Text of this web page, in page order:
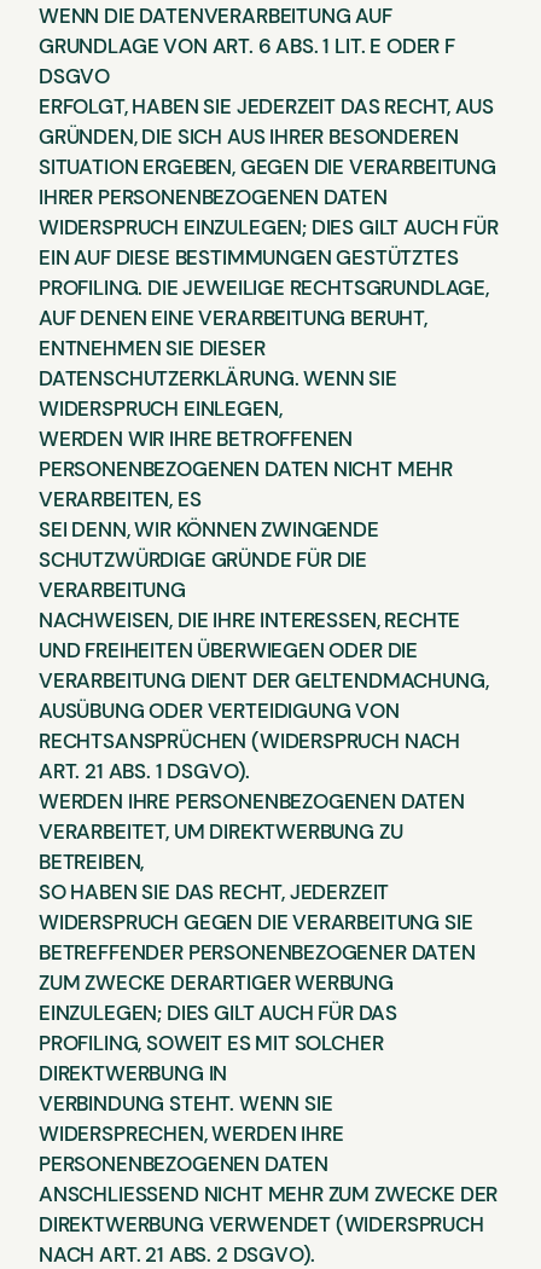
WENN DIE DATENVERARBEITUNG AUF
GRUNDLAGE VON ART. 6 ABS. 1 LIT. E ODER F
DSGVO
ERFOLGT, HABEN SIE JEDERZEIT DAS RECHT, AUS
GRÜNDEN, DIE SICH AUS IHRER BESONDEREN
SITUATION ERGEBEN, GEGEN DIE VERARBEITUNG
IHRER PERSONENBEZOGENEN DATEN
WIDERSPRUCH EINZULEGEN; DIES GILT AUCH FÜR
EIN AUF DIESE BESTIMMUNGEN GESTÜTZTES
PROFILING. DIE JEWEILIGE RECHTSGRUNDLAGE,
AUF DENEN EINE VERARBEITUNG BERUHT,
ENTNEHMEN SIE DIESER
DATENSCHUTZERKLÄRUNG. WENN SIE
WIDERSPRUCH EINLEGEN,
WERDEN WIR IHRE BETROFFENEN
PERSONENBEZOGENEN DATEN NICHT MEHR
VERARBEITEN, ES
SEI DENN, WIR KÖNNEN ZWINGENDE
SCHUTZWÜRDIGE GRÜNDE FÜR DIE
VERARBEITUNG
NACHWEISEN, DIE IHRE INTERESSEN, RECHTE
UND FREIHEITEN ÜBERWIEGEN ODER DIE
VERARBEITUNG DIENT DER GELTENDMACHUNG,
AUSÜBUNG ODER VERTEIDIGUNG VON
RECHTSANSPRÜCHEN (WIDERSPRUCH NACH
ART. 21 ABS. 1 DSGVO).
WERDEN IHRE PERSONENBEZOGENEN DATEN
VERARBEITET, UM DIREKTWERBUNG ZU
BETREIBEN,
SO HABEN SIE DAS RECHT, JEDERZEIT
WIDERSPRUCH GEGEN DIE VERARBEITUNG SIE
BETREFFENDER PERSONENBEZOGENER DATEN
ZUM ZWECKE DERARTIGER WERBUNG
EINZULEGEN; DIES GILT AUCH FÜR DAS
PROFILING, SOWEIT ES MIT SOLCHER
DIREKTWERBUNG IN
VERBINDUNG STEHT. WENN SIE
WIDERSPRECHEN, WERDEN IHRE
PERSONENBEZOGENEN DATEN
ANSCHLIESSEND NICHT MEHR ZUM ZWECKE DER
DIREKTWERBUNG VERWENDET (WIDERSPRUCH
NACH ART. 21 ABS. 2 DSGVO).